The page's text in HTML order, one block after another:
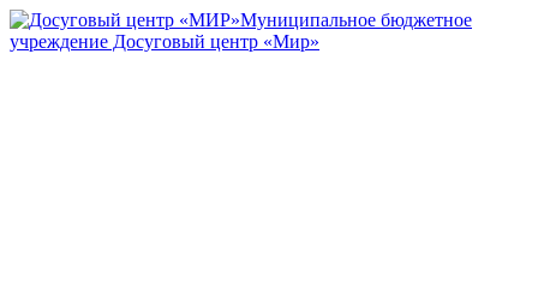
Муниципальное бюджетное
учреждение Досуговый центр «Мир»